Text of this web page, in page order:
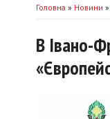
Головна » Новини »
В Івано-